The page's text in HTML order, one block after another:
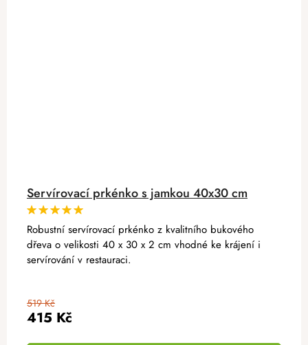
Servírovací prkénko s jamkou 40x30 cm
415 Kč
519 Kč
Robustní servírovací prkénko z kvalitního bukového
dřeva o velikosti 40 x 30 x 2 cm vhodné ke krájení i
servírování v restauraci.